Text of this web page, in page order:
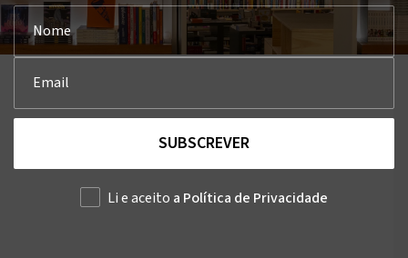
SUBSCREVER
Li e aceito a Política de Privacidade